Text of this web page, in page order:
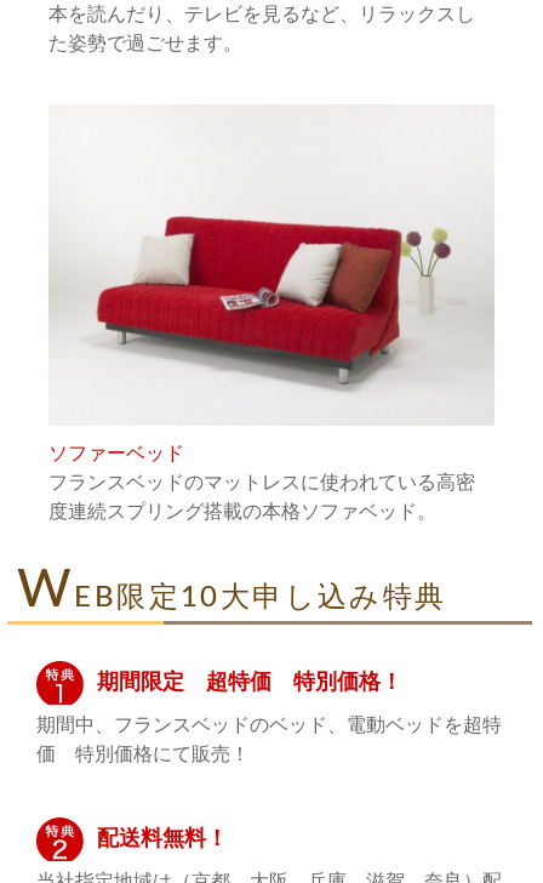
本を読んだり、テレビを見るなど、リラックスし
た姿勢で過ごせます。
ソファーベッド
フランスベッドのマットレスに使われている高密
度連続スプリング搭載の本格ソファベッド。
W EB限定10大申し込み特典
期間限定 超特価 特別価格！
期間中、フランスベッドのベッド、電動ベッドを超特
価 特別価格にて販売！
配送料無料！